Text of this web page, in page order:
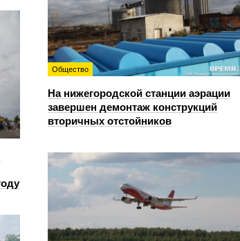
Общество
На нижегородской станции аэрации
завершен демонтаж конструкций
вторичных отстойников